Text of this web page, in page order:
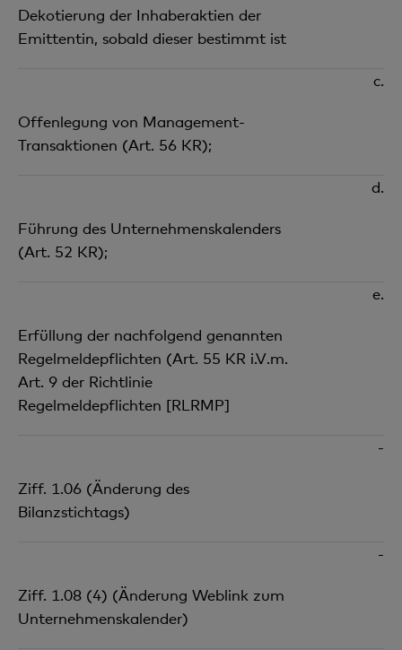
Dekotierung der Inhaberaktien der
Emittentin, sobald dieser bestimmt ist
c.
Offenlegung von Management-
Transaktionen (Art. 56 KR);
d.
Führung des Unternehmenskalenders
(Art. 52 KR);
e.
Erfüllung der nachfolgend genannten
Regelmeldepflichten (Art. 55 KR i.V.m.
Art. 9 der Richtlinie
Regelmeldepflichten [RLRMP]
-
Ziff. 1.06 (Änderung des
Bilanzstichtags)
-
Ziff. 1.08 (4) (Änderung Weblink zum
Unternehmenskalender)